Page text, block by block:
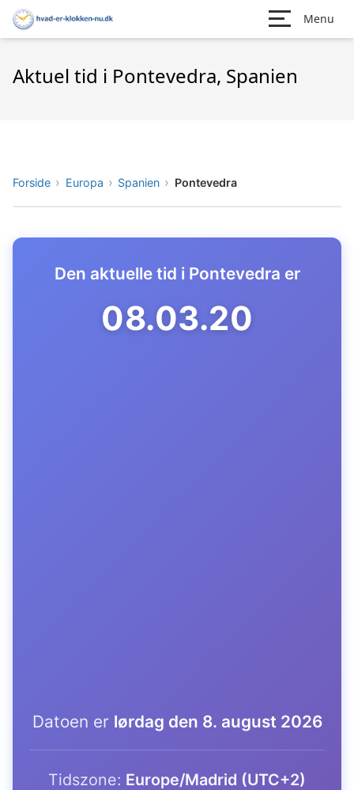
Menu
Aktuel tid i Pontevedra, Spanien
Forside Europa Spanien Pontevedra
Den aktuelle tid i Pontevedra er
08.03.21
Datoen er lørdag den 8. august 2026
Tidszone: Europe/Madrid (UTC+2)